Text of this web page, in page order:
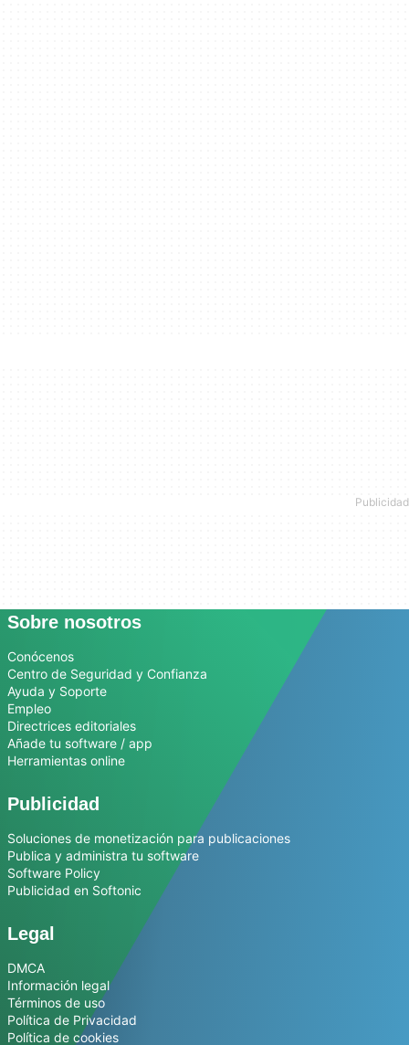
Sobre nosotros
Conócenos
Centro de Seguridad y Confianza
Ayuda y Soporte
Empleo
Directrices editoriales
Añade tu software / app
Herramientas online
Publicidad
Soluciones de monetización para publicaciones
Publica y administra tu software
Software Policy
Publicidad en Softonic
Legal
DMCA
Información legal
Términos de uso
Política de Privacidad
Política de cookies